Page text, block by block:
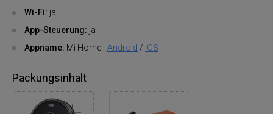
Wi-Fi: ja
App-Steuerung: ja
Appname: Mi Home -Android / iOS
Packungsinhalt